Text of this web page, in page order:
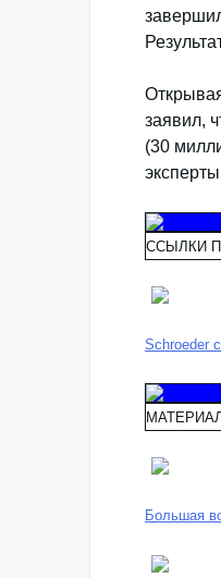
заявил,
(30
ССЫЛКИ
Schroeder
Большая